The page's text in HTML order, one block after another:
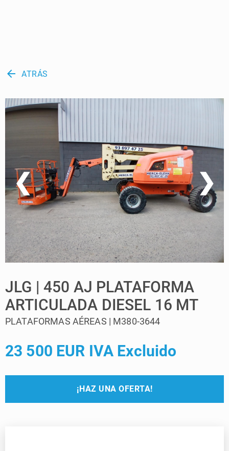
arrow_back ATRÁS
❮ ❯
JLG | 450 AJ PLATAFORMA
ARTICULADA DIESEL 16 MT
PLATAFORMAS AÉREAS | M380-3644
23 500 EUR IVA Excluido
¡HAZ UNA OFERTA!